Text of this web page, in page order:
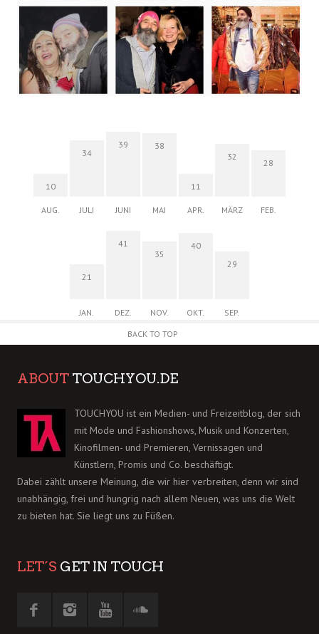
10
AUG.
34
JULI
39
JUNI
38
MAI
11
APR.
32
MÄRZ
28
FEB.
21
JAN.
41
DEZ.
35
NOV.
40
OKT.
29
SEP.
BACK TO TOP
ABOUT TOUCHYOU.DE
TOUCHYOU ist ein Medien- und Freizeitblog, der sich
mit Mode und Fashionshows, Musik und Konzerten,
Kinofilmen- und Premieren, Vernissagen und
Künstlern, Promis und Co. beschäftigt.
Dabei zählt unsere Meinung, die wir hier verbreiten, denn wir sind
unabhängig, frei und hungrig nach allem Neuen, was uns die Welt
zu bieten hat. Sie liegt uns zu Füßen.
LET´S GET IN TOUCH